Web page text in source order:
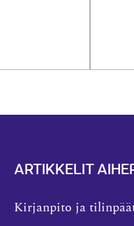
ARTIKKELIT
Kirjanpito ja